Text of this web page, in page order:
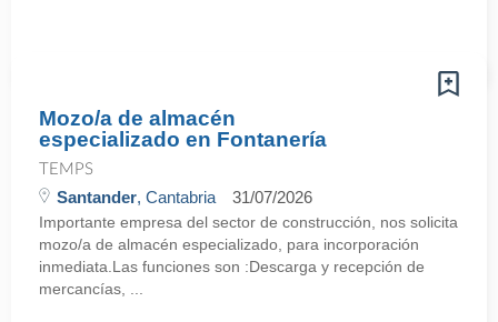
Mozo/a de almacén
especializado en Fontanería
TEMPS
Santander, Cantabria 31/07/2026
Importante empresa del sector de construcción, nos solicita
mozo/a de almacén especializado, para incorporación
inmediata.Las funciones son :Descarga y recepción de
mercancías, ...